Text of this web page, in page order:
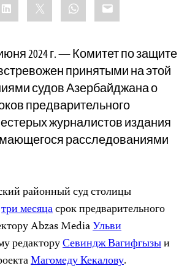
2024 г. — Комитет по защите
принятыми на этой
судов Азербайджана о
предварительного
журналистов издания
расследованиями
районный суд столицы
три месяцасрок предварительного
Abzas MediaУльви
редакторуСевиндж Вагифгызыи
Магомеду Кекалову.